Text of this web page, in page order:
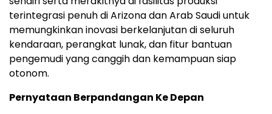
terintegrasi penuh di Arizona dan Arab Saudi untuk
memungkinkan inovasi berkelanjutan di seluruh
kendaraan, perangkat lunak, dan fitur bantuan
pengemudi yang canggih dan kemampuan siap
otonom.
Pernyataan Berpandangan Ke Depan